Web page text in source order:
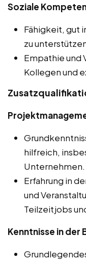
Soziale
Fähigkeit, gut
zu
Empathie und
Kollegen und
hilfreich,
Unternehmen.
Erfahrung in
und
Teilzeitjobs
Kenntnisse in der